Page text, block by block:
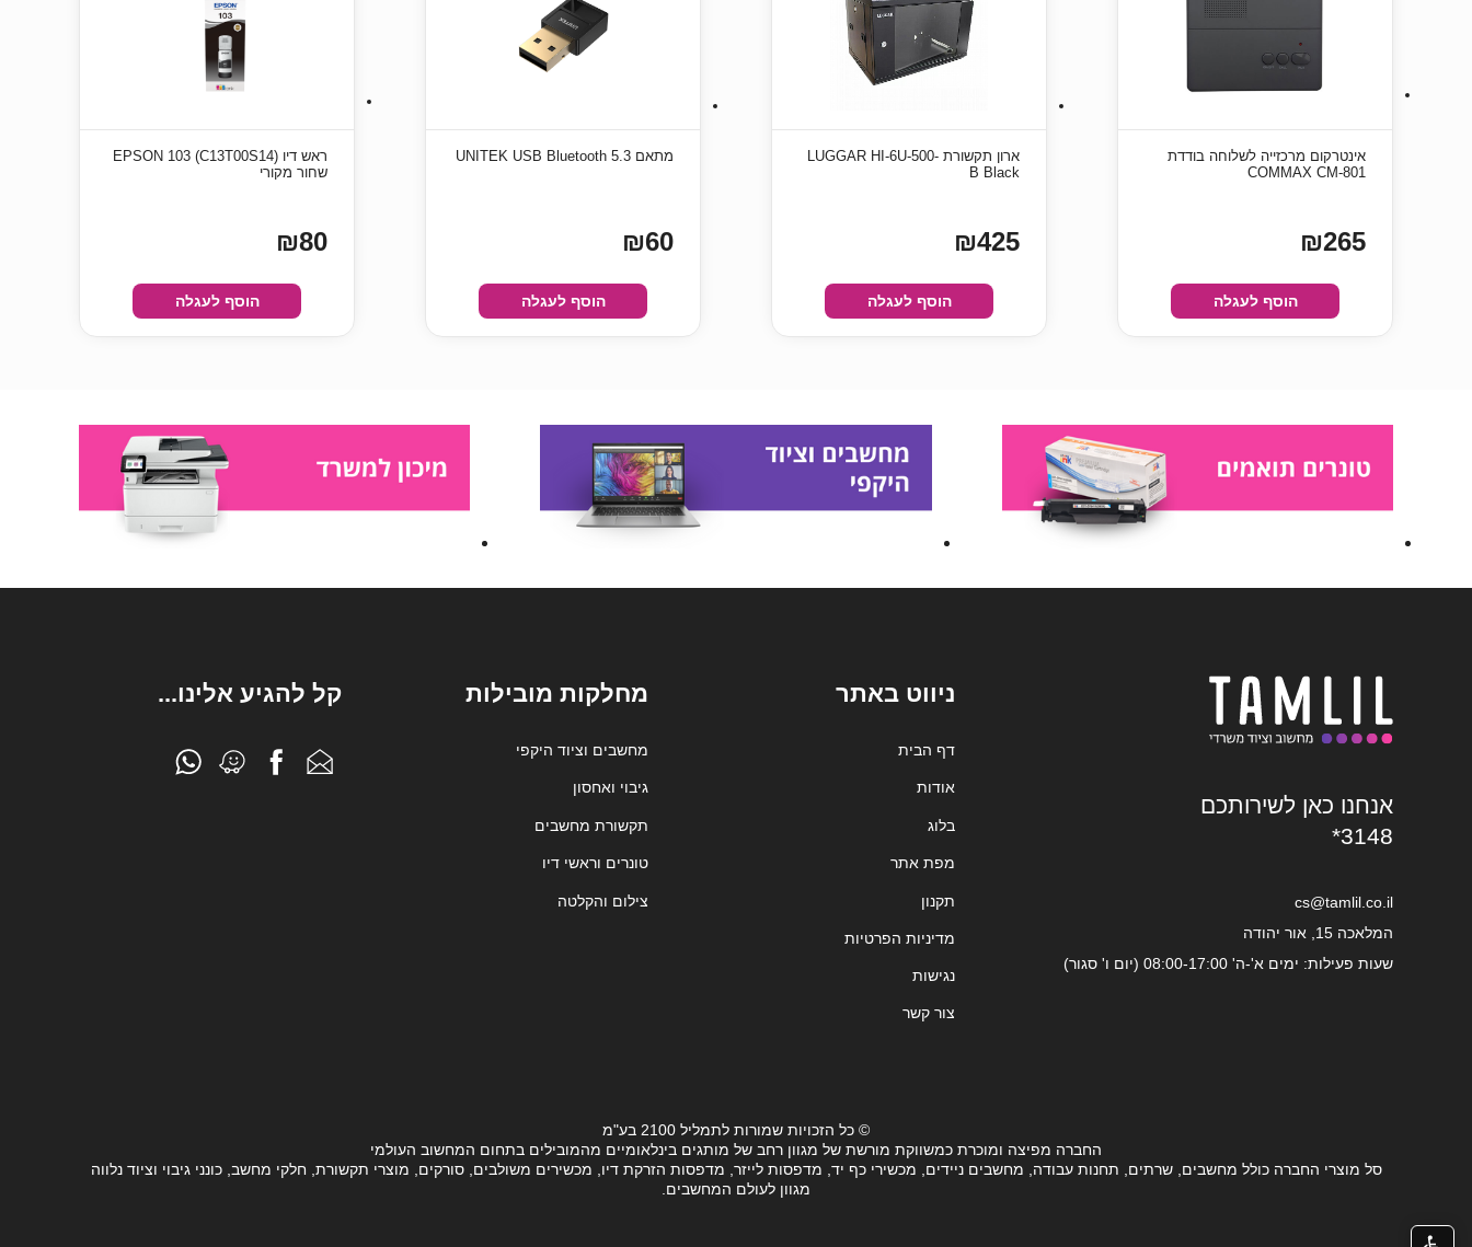
אינטרקום מרכזייה לשלוחה בודדת
COMMAX CM-801
₪265
הוסף לעגלה
ארון תקשורת LUGGAR HI-6U-500-
B Black
₪425
הוסף לעגלה
מתאם UNITEK USB Bluetooth 5.3
₪60
הוסף לעגלה
ראש דיו (C13T00S14) EPSON 103
שחור מקורי
₪80
הוסף לעגלה
אנחנו כאן לשירותכם
*3148
cs@tamlil.co.il
המלאכה 15, אור יהודה
שעות פעילות: ימים א'-ה' 08:00-17:00 (יום ו' סגור)
ניווט באתר
דף הבית
אודות
בלוג
מפת אתר
תקנון
מדיניות הפרטיות
נגישות
צור קשר
מחלקות מובילות
מחשבים וציוד היקפי
גיבוי ואחסון
תקשורת מחשבים
טונרים וראשי דיו
צילום והקלטה
קל להגיע אלינו...
© כל הזכויות שמורות לתמליל 2100 בע"מ
החברה מפיצה ומוכרת כמשווקת מורשת של מגוון רחב של מותגים בינלאומיים מהמובילים בתחום המחשוב העולמי
סל מוצרי החברה כולל מחשבים, שרתים, תחנות עבודה, מחשבים ניידים, מכשירי כף יד, מדפסות לייזר, מדפסות הזרקת דיו, מכשירים משולבים, סורקים, מוצרי תקשורת, חלקי מחשב, כונני גיבוי וציוד נלווה
מגוון לעולם המחשבים.